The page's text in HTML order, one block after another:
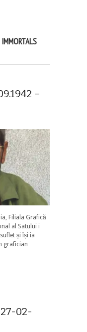
–
Filiala Grafică
al Satului i
și își ia
grafician
27-02-